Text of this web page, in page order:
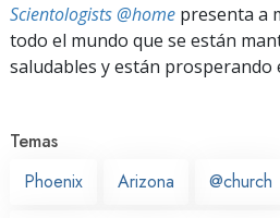
Scientologists @home presenta a
todo el mundo que se están
saludables y están prosperando
Temas
Phoenix
Arizona @church